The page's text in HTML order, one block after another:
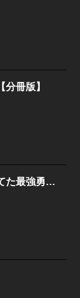
冊版】
不夜城転生 ～禁欲してた最強勇者ですが、精なるスキルで悦楽の都を無双します～